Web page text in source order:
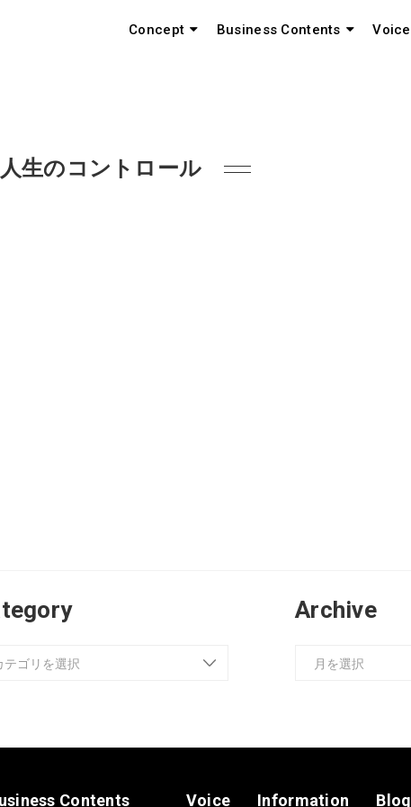
Concept Business Contents Voice
人生のコントロール
Archive
Contents Voice Information Blog